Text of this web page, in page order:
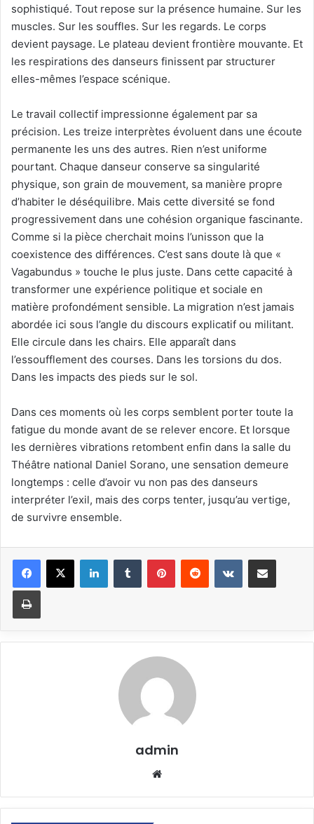
sophistiqué. Tout repose sur la présence humaine. Sur les
muscles. Sur les souffles. Sur les regards. Le corps
devient paysage. Le plateau devient frontière mouvante. Et
les respirations des danseurs finissent par structurer
elles-mêmes l’espace scénique.
Le travail collectif impressionne également par sa
précision. Les treize interprètes évoluent dans une écoute
permanente les uns des autres. Rien n’est uniforme
pourtant. Chaque danseur conserve sa singularité
physique, son grain de mouvement, sa manière propre
d’habiter le déséquilibre. Mais cette diversité se fond
progressivement dans une cohésion organique fascinante.
Comme si la pièce cherchait moins l’unisson que la
coexistence des différences. C’est sans doute là que «
Vagabundus » touche le plus juste. Dans cette capacité à
transformer une expérience politique et sociale en
matière profondément sensible. La migration n’est jamais
abordée ici sous l’angle du discours explicatif ou militant.
Elle circule dans les chairs. Elle apparaît dans
l’essoufflement des courses. Dans les torsions du dos.
Dans les impacts des pieds sur le sol.
Dans ces moments où les corps semblent porter toute la
fatigue du monde avant de se relever encore. Et lorsque
les dernières vibrations retombent enfin dans la salle du
Théâtre national Daniel Sorano, une sensation demeure
longtemps : celle d’avoir vu non pas des danseurs
interpréter l’exil, mais des corps tenter, jusqu’au vertige,
de survivre ensemble.
LinkedinTumblr PinterestReddit VKontaktePartager par email
Imprimer
admin